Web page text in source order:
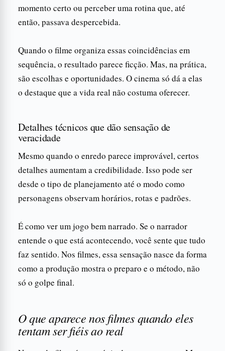
momento certo ou perceber uma rotina que, até
então, passava despercebida.
Quando o filme organiza essas coincidências em
sequência, o resultado parece ficção. Mas, na prática,
são escolhas e oportunidades. O cinema só dá a elas
o destaque que a vida real não costuma oferecer.
Detalhes técnicos que dão sensação de
veracidade
Mesmo quando o enredo parece improvável, certos
detalhes aumentam a credibilidade. Isso pode ser
desde o tipo de planejamento até o modo como
personagens observam horários, rotas e padrões.
É como ver um jogo bem narrado. Se o narrador
entende o que está acontecendo, você sente que tudo
faz sentido. Nos filmes, essa sensação nasce da forma
como a produção mostra o preparo e o método, não
só o golpe final.
O que aparece nos filmes quando eles
tentam ser fiéis ao real